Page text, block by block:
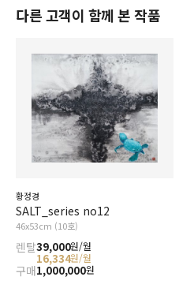
다른 고객이 함께 본 작품
황정경
SALT_series no12
46x53cm (10호)
렌탈39,000원/월
16,334원/월
구매1,000,000원